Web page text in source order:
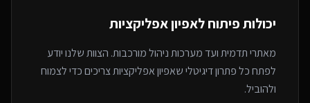
יכולות פיתוח לאפיון אפליקציות
מאתרי תדמית ועד מערכות ניהול מורכבות. הצוות שלנו יודע
לפתח כל פתרון דיגיטלי שאפיון אפליקציות צריכים כדי לצמוח
ולהוביל.